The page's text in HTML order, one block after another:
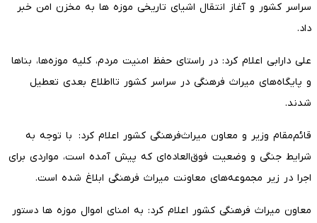
سراسر کشور و آغاز انتقال اشیای تاریخی موزه ها به مخزن امن خبر
داد.
علی دارابی اعلام کرد: در راستای حفظ امنیت مردم، کلیه موزه‌ها، بناها
و پایگاه‌های میراث فرهنگی در سراسر کشور تااطلاع بعدی تعطیل
شدند.
قائم‌مقام وزیر و معاون میراث‌فرهنگی کشور اعلام کرد: با توجه به
شرایط جنگی و وضعیت فوق‌العاده‌ای که پیش آمده است، مواردی برای
اجرا در زیر مجموعه‌های معاونت میراث فرهنگی ابلاغ شده است.
معاون میراث فرهنگی کشور اعلام کرد: به امنای اموال موزه ها دستور